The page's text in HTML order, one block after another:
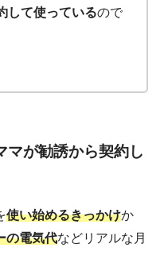
して使っているので
マが勧誘から契約し
使い始めるきっかけか
の電気代などリアルな月